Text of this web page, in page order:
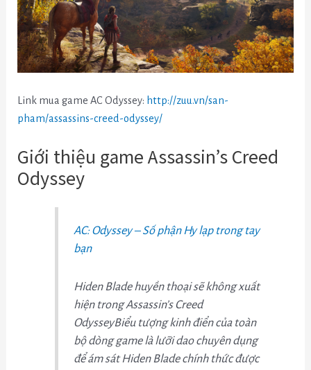
Link mua game AC Odyssey: http://zuu.vn/san-
pham/assassins-creed-odyssey/
Giới thiệu game Assassin’s Creed
Odyssey
AC: Odyssey – Số phận Hy lạp trong tay
bạn
Hiden Blade huyền thoại sẽ không xuất
hiện trong Assassin’s Creed
OdysseyBiểu tượng kinh điển của toàn
bộ dòng game là lưỡi dao chuyên dụng
để ám sát Hiden Blade chính thức được